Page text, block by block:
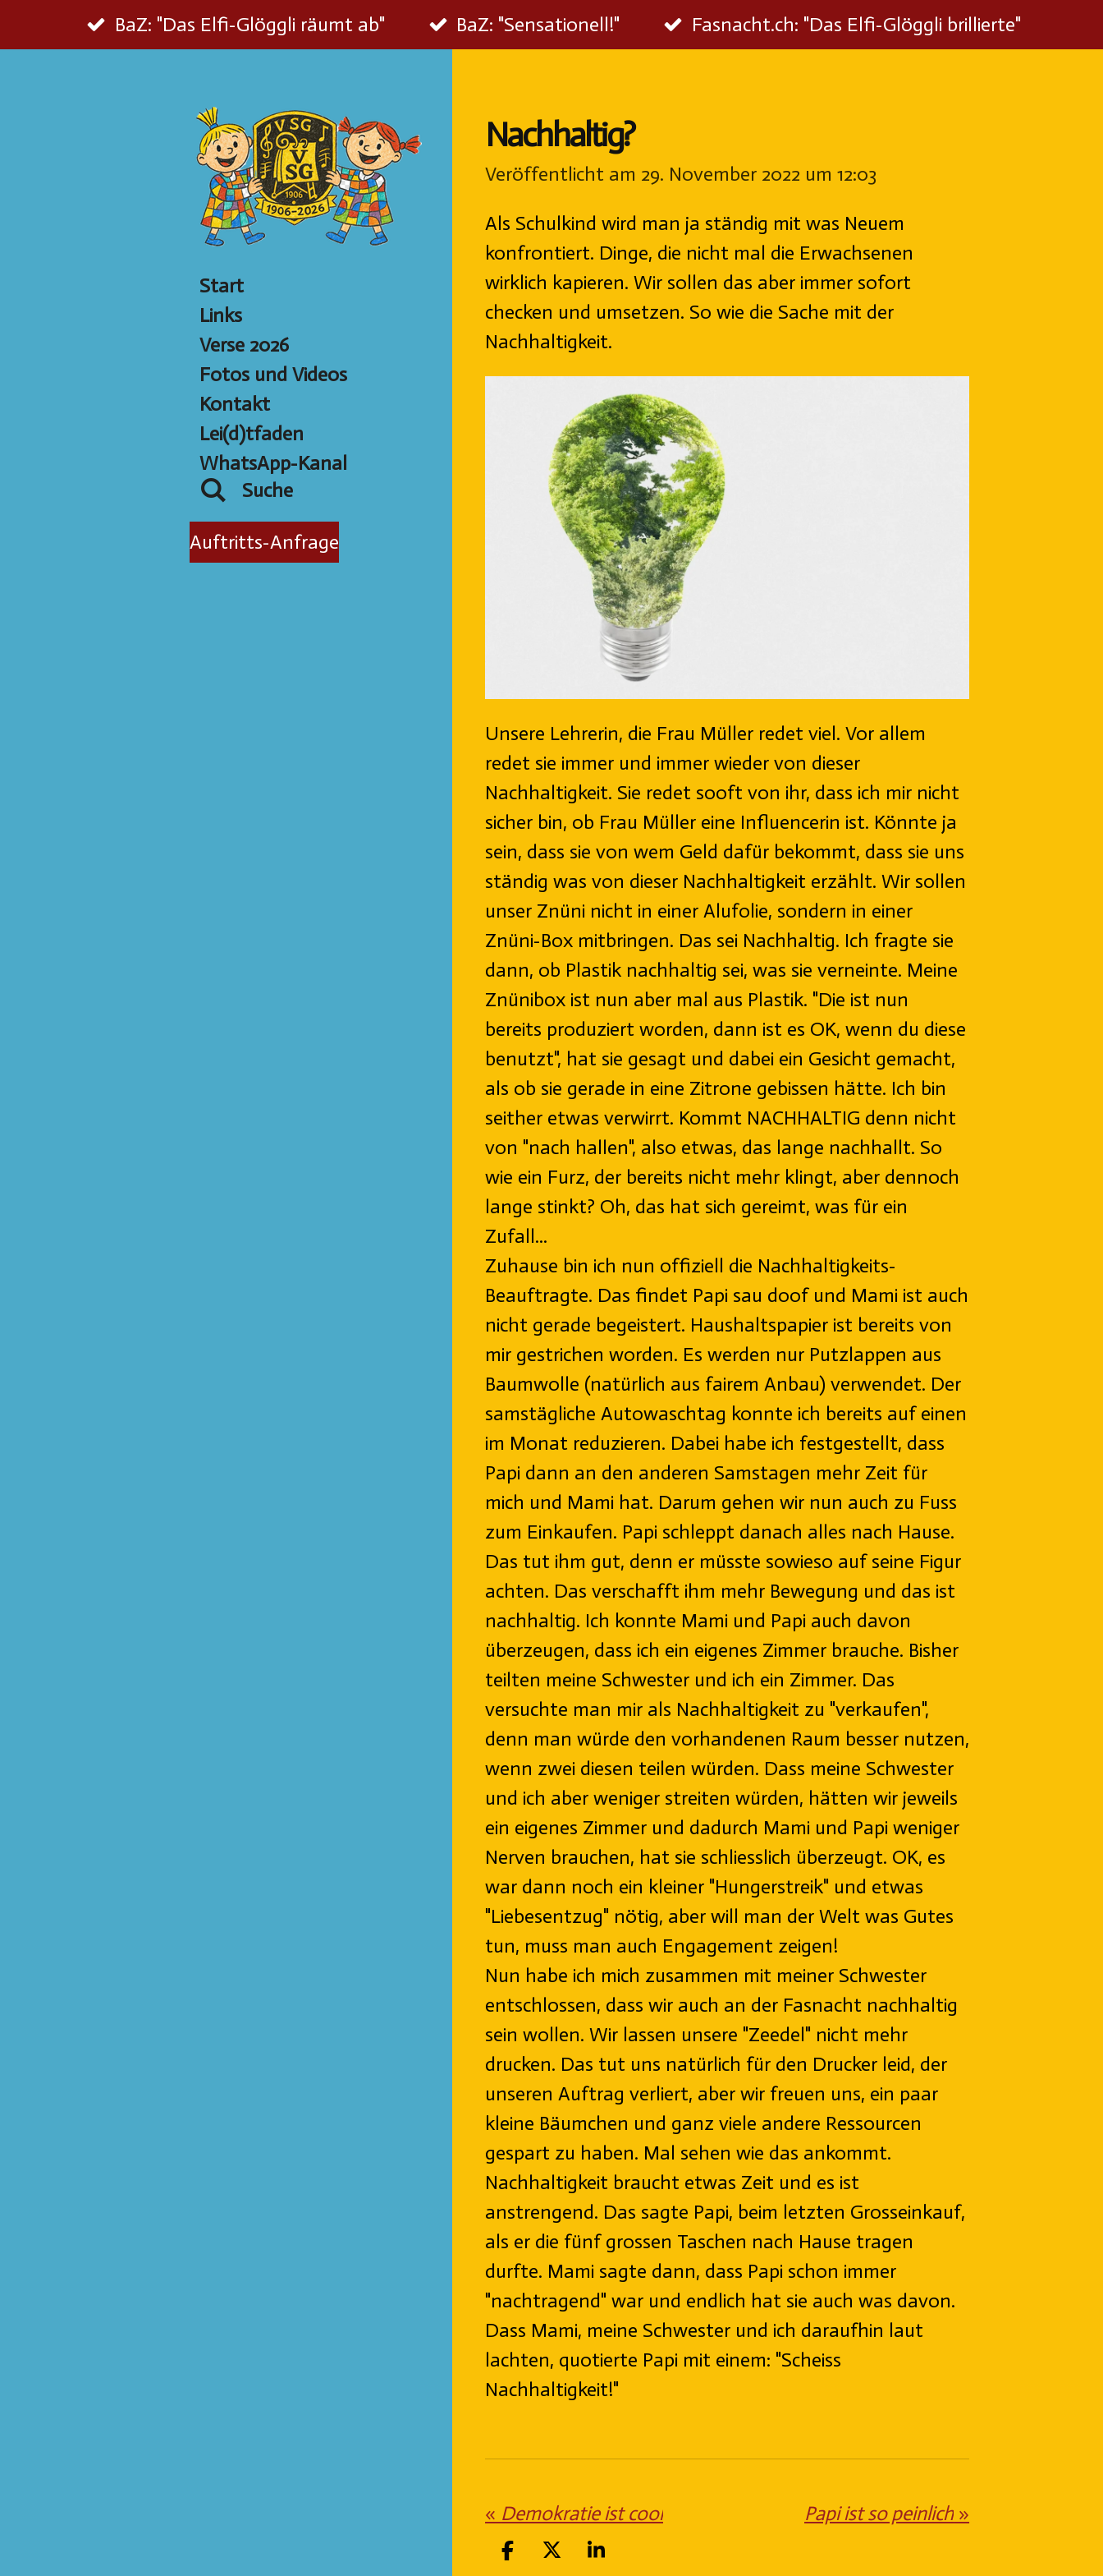
Hauptinhalt
BaZ: "Das Elfi-Glöggli räumt ab" BaZ: "Sensationell!" Fasnacht.ch: "Das Elfi-Glöggli brillierte"
Nachhaltig?
Veröffentlicht am 29. November 2022 um 12:03
Als Schulkind wird man ja ständig mit was Neuem
konfrontiert. Dinge, die nicht mal die Erwachsenen
wirklich kapieren. Wir sollen das aber immer sofort
checken und umsetzen. So wie die Sache mit der
Nachhaltigkeit.
Unsere Lehrerin, die Frau Müller redet viel. Vor allem
redet sie immer und immer wieder von dieser
Nachhaltigkeit. Sie redet sooft von ihr, dass ich mir nicht
sicher bin, ob Frau Müller eine Influencerin ist. Könnte ja
sein, dass sie von wem Geld dafür bekommt, dass sie uns
ständig was von dieser Nachhaltigkeit erzählt. Wir sollen
unser Znüni nicht in einer Alufolie, sondern in einer
Znüni-Box mitbringen. Das sei Nachhaltig. Ich fragte sie
dann, ob Plastik nachhaltig sei, was sie verneinte. Meine
Znünibox ist nun aber mal aus Plastik. "Die ist nun
bereits produziert worden, dann ist es OK, wenn du diese
benutzt", hat sie gesagt und dabei ein Gesicht gemacht,
als ob sie gerade in eine Zitrone gebissen hätte. Ich bin
seither etwas verwirrt. Kommt NACHHALTIG denn nicht
von "nach hallen", also etwas, das lange nachhallt. So
wie ein Furz, der bereits nicht mehr klingt, aber dennoch
lange stinkt? Oh, das hat sich gereimt, was für ein
Zufall...
Zuhause bin ich nun offiziell die Nachhaltigkeits-
Beauftragte. Das findet Papi sau doof und Mami ist auch
nicht gerade begeistert. Haushaltspapier ist bereits von
mir gestrichen worden. Es werden nur Putzlappen aus
Baumwolle (natürlich aus fairem Anbau) verwendet. Der
samstägliche Autowaschtag konnte ich bereits auf einen
im Monat reduzieren. Dabei habe ich festgestellt, dass
Papi dann an den anderen Samstagen mehr Zeit für
mich und Mami hat. Darum gehen wir nun auch zu Fuss
zum Einkaufen. Papi schleppt danach alles nach Hause.
Das tut ihm gut, denn er müsste sowieso auf seine Figur
achten. Das verschafft ihm mehr Bewegung und das ist
nachhaltig. Ich konnte Mami und Papi auch davon
überzeugen, dass ich ein eigenes Zimmer brauche. Bisher
teilten meine Schwester und ich ein Zimmer. Das
versuchte man mir als Nachhaltigkeit zu "verkaufen",
denn man würde den vorhandenen Raum besser nutzen,
wenn zwei diesen teilen würden. Dass meine Schwester
und ich aber weniger streiten würden, hätten wir jeweils
ein eigenes Zimmer und dadurch Mami und Papi weniger
Nerven brauchen, hat sie schliesslich überzeugt. OK, es
war dann noch ein kleiner "Hungerstreik" und etwas
"Liebesentzug" nötig, aber will man der Welt was Gutes
tun, muss man auch Engagement zeigen!
Nun habe ich mich zusammen mit meiner Schwester
entschlossen, dass wir auch an der Fasnacht nachhaltig
sein wollen. Wir lassen unsere "Zeedel" nicht mehr
drucken. Das tut uns natürlich für den Drucker leid, der
unseren Auftrag verliert, aber wir freuen uns, ein paar
kleine Bäumchen und ganz viele andere Ressourcen
gespart zu haben. Mal sehen wie das ankommt.
Nachhaltigkeit braucht etwas Zeit und es ist
anstrengend. Das sagte Papi, beim letzten Grosseinkauf,
als er die fünf grossen Taschen nach Hause tragen
durfte. Mami sagte dann, dass Papi schon immer
"nachtragend" war und endlich hat sie auch was davon.
Dass Mami, meine Schwester und ich daraufhin laut
lachten, quotierte Papi mit einem: "Scheiss
Nachhaltigkeit!"
« Demokratie ist cool Papi ist so peinlich »
T
T
T
Start
Links
Verse 2026
Fotos und Videos
Kontakt
Lei(d)tfaden
WhatsApp-Kanal
Suche
Auftritts-Anfrage